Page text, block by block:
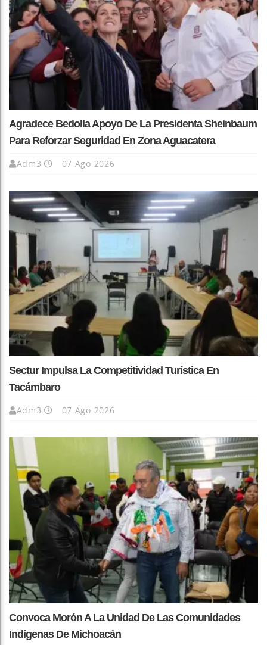
Agradece Bedolla Apoyo De La Presidenta Sheinbaum
Para Reforzar Seguridad En Zona Aguacatera
Adm3 07 Ago 2026
Sectur Impulsa La Competitividad Turística En
Tacámbaro
Adm3 07 Ago 2026
Convoca Morón A La Unidad De Las Comunidades
Indígenas De Michoacán